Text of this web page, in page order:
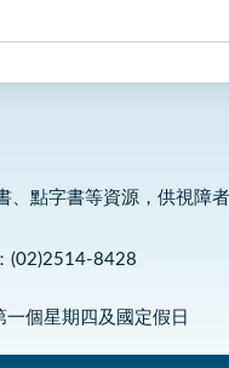
、點字書等資源，供視障
(02)2514-8428
個星期四及國定假日